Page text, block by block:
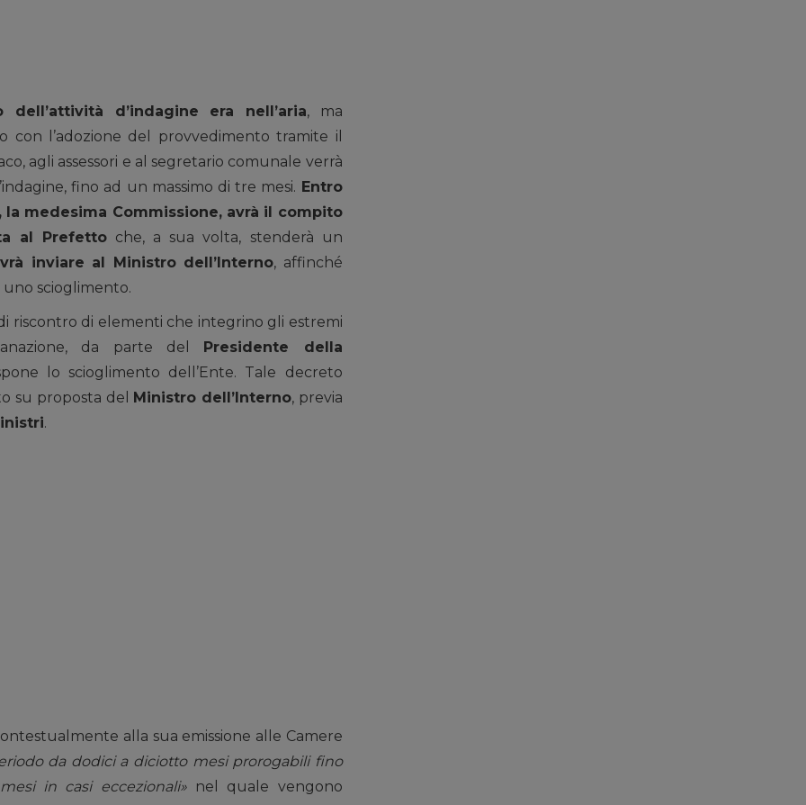
d’indagine era nell’aria, ma
con l’adozione del provvedimento tramite il
agli assessori e al segretario comunale verrà
fino ad un massimo di tre mesi. Entro
medesima Commissione, avrà il compito
al Prefettoche, a sua volta, stenderà un
inviare al Ministro dell’Interno, affinché
scioglimento.
riscontro di elementi che integrino gli estremi
da parte del Presidente della
lo scioglimento dell’Ente. Tale decreto
su proposta del Ministro dell’Interno, previa
.
alla sua emissione alle Camere
da dodici a diciotto mesi prorogabili fino
in casi eccezionali»nel quale vengono